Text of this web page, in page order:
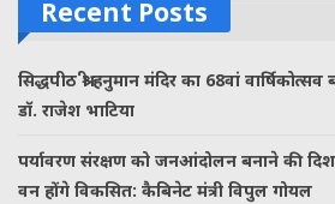
Recent Posts
सिद्धपीठ श्री हनुमान मंदिर का 68वां
डॉ. राजेश भाटिया
पर्यावरण संरक्षण को जनआंदोलन बनाने की
वन होंगे विकसित: कैबिनेट मंत्री विपुल गोयल